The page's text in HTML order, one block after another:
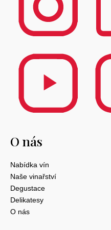
O nás
Nabídka vín
Naše vinařství
Degustace
Delikatesy
O nás